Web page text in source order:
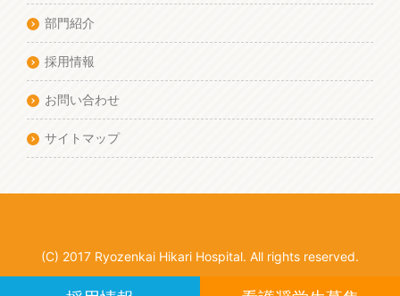
部門紹介
採用情報
お問い合わせ
サイトマップ
(C) 2017 Ryozenkai Hikari Hospital. All rights reserved.